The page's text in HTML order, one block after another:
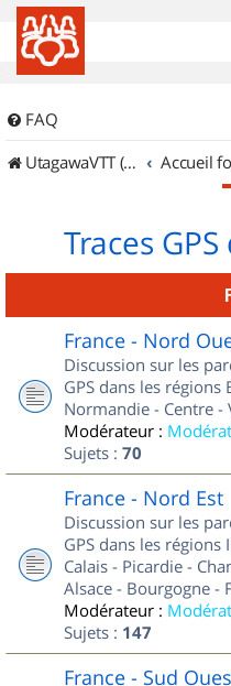
FAQ
UtagawaVTT (Randos VTT et VTTAE avec traces GPS)
Accueil
Traces
France - Nord
Discussion sur les
GPS dans les régions
Normandie - Centre -
Modérateur :
Sujets : 70
France - Nord Est
Discussion sur les
GPS dans les régions
Calais - Picardie -
Alsace - Bourgogne -
Modérateur :
Sujets : 147
France - Sud